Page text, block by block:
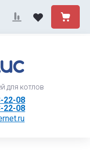
для котлов
22-08
22-08